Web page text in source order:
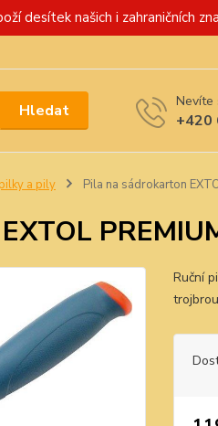
desítek našich i zahraničních
Hledat Nevíte
+420
a pily Pila na sádrokarton
Ruční